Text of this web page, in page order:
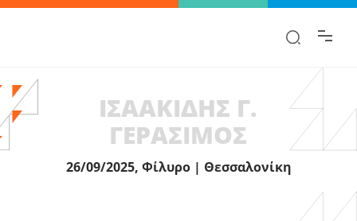
ΙΣΑΑΚΙΔΗΣ Γ.
ΓΕΡΑΣΙΜΟΣ
26/09/2025, Φίλυρο | Θεσσαλονίκη
Βρες γρήγορα την πληροφορία που